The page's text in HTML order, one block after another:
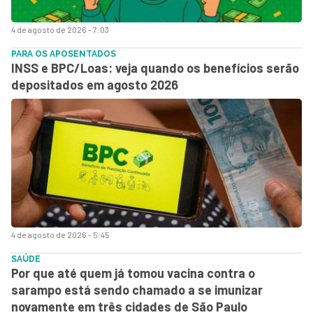
4 de agosto de 2026 - 7:03
4 de agosto de 2026 - 5:45
PARA OS APOSENTADOS
INSS e BPC/Loas: veja quando os benefícios serão
depositados em agosto 2026
SAÚDE
Por que até quem já tomou vacina contra o
sarampo está sendo chamado a se imunizar
novamente em três cidades de São Paulo